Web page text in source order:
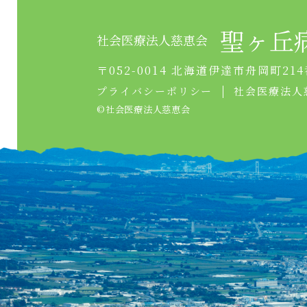
社会医療法人慈恵会 聖ヶ丘
〒052-0014 北海道伊達市舟岡町
プライバシーポリシー 社会医療法人
©︎社会医療法人慈恵会